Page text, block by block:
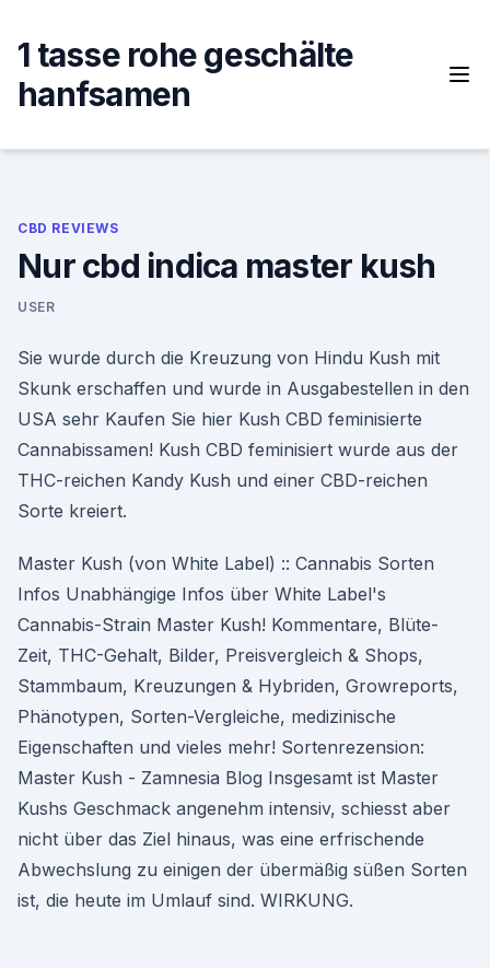
content
1 tasse rohe geschälte
hanfsamen
CBD REVIEWS
Nur cbd indica master kush
USER
Sie wurde durch die Kreuzung von Hindu Kush mit
Skunk erschaffen und wurde in Ausgabestellen in den
USA sehr Kaufen Sie hier Kush CBD feminisierte
Cannabissamen! Kush CBD feminisiert wurde aus der
THC-reichen Kandy Kush und einer CBD-reichen
Sorte kreiert.
Master Kush (von White Label) :: Cannabis Sorten
Infos Unabhängige Infos über White Label's
Cannabis-Strain Master Kush! Kommentare, Blüte-
Zeit, THC-Gehalt, Bilder, Preisvergleich & Shops,
Stammbaum, Kreuzungen & Hybriden, Growreports,
Phänotypen, Sorten-Vergleiche, medizinische
Eigenschaften und vieles mehr! Sortenrezension:
Master Kush - Zamnesia Blog Insgesamt ist Master
Kushs Geschmack angenehm intensiv, schiesst aber
nicht über das Ziel hinaus, was eine erfrischende
Abwechslung zu einigen der übermäßig süßen Sorten
ist, die heute im Umlauf sind. WIRKUNG.